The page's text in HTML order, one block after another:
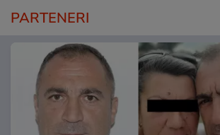
PARTENERI